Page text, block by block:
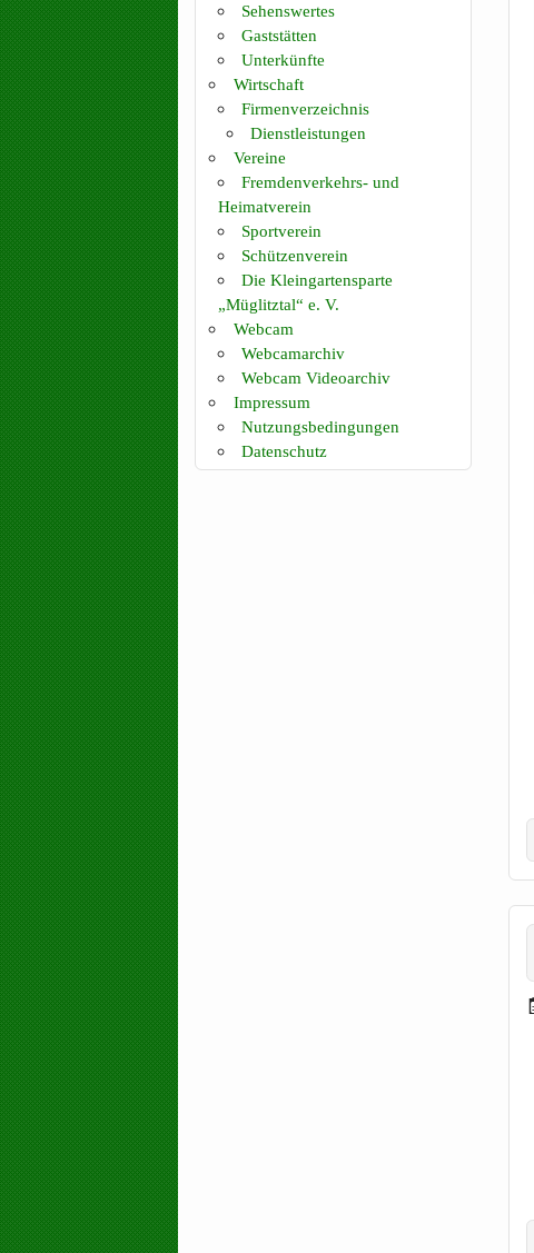
Sehenswertes
Gaststätten
Unterkünfte
Wirtschaft
Firmenverzeichnis
Dienstleistungen
Vereine
Fremdenverkehrs- und
Heimatverein
Sportverein
Schützenverein
Die Kleingartensparte
„Müglitztal“ e. V.
Webcam
Webcamarchiv
Webcam Videoarchiv
Impressum
Nutzungsbedingungen
Datenschutz